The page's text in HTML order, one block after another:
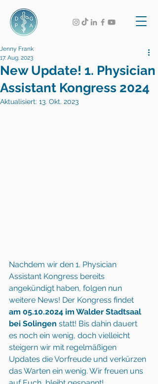
New Update! 1. Physician
Assistant Kongress 2024
Jenny Frank
17. Aug. 2023
Aktualisiert: 13. Okt. 2023
Nachdem wir den 1. Physician
Assistant Kongress bereits
angekündigt haben, folgen nun
weitere News! Der Kongress findet
am 05.10.2024 im Walder Stadtsaal
bei Solingen statt! Bis dahin dauert
es noch ein wenig, doch vielleicht
steigern wir mit regelmäßigen
Updates die Vorfreude und verkürzen
das Warten ein wenig. Wir freuen uns